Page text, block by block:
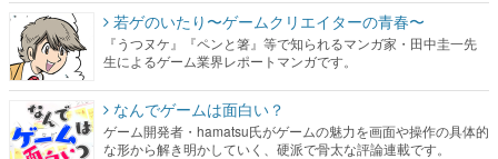
若ゲのいたり〜ゲームクリエイターの青春〜
『うつヌケ』『ペンと箸』等で知られるマンガ家・田中圭一先
生によるゲーム業界レポートマンガです。
なんでゲームは面白い？
ゲーム開発者・hamatsu氏がゲームの魅力を画面や操作の具体的
な形から解き明かしていく、硬派で骨太な評論連載です。